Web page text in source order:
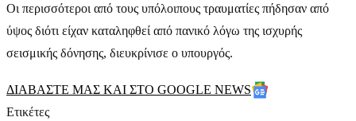
Οι περισσότεροι από τους υπόλοιπους τραυματίες πήδησαν από
ύψος διότι είχαν καταληφθεί από πανικό λόγω της ισχυρής
σεισμικής δόνησης, διευκρίνισε ο υπουργός.
ΔΙΑΒΑΣΤΕ ΜΑΣ ΚΑΙ ΣΤΟ GOOGLE NEWS
Ετικέτες